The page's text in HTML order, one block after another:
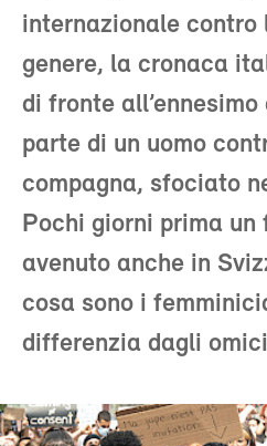
internazionale contro
genere, la cronaca
di fronte
parte di un uomo
compagna, sfociato
Pochi giorni prima un
avenuto anche in
cosa sono i
differenzia dagli